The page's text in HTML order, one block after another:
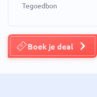
Tegoedbon
Boek je deal